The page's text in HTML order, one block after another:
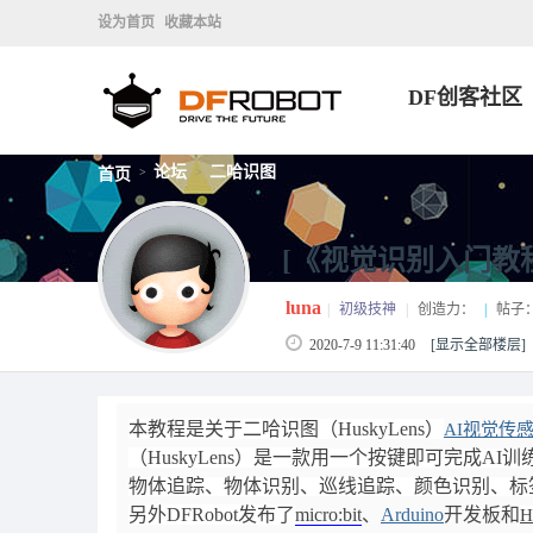
设为首页 收藏本站
DF创客社区
首页 > 论坛 > 二哈识图
[《视觉识别入门教
luna 初级技神 创造力： 帖子
2020-7-9 11:31:40 [显示全部楼层]
本教程是关于二哈识图（HuskyLens） AI视觉传
（HuskyLens）是一款用一个按键即可完成AI训
物体追踪、物体识别、巡线追踪、颜色识别、
另外DFRobot发布了micro:bit、 Arduino开发板和